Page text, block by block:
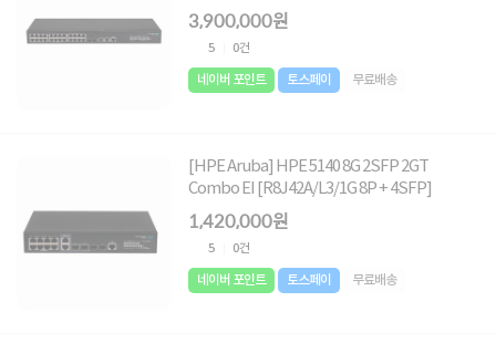
2UTP]
3,900,000원
5 0건
네이버 포인트 토스페이 무료배송
[HPE Aruba] HPE 5140 8G 2SFP 2GT
Combo EI [R8J42A/L3/1G 8P + 4SFP]
1,420,000원
5 0건
네이버 포인트 토스페이 무료배송